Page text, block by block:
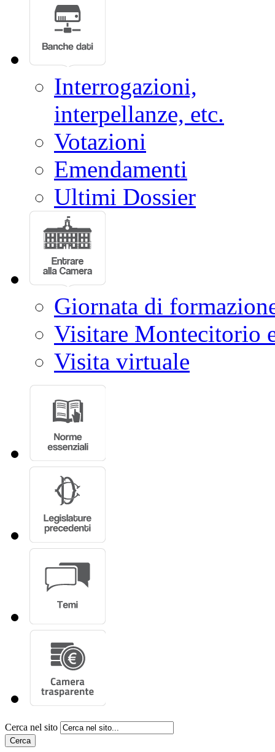
Interrogazioni,
interpellanze, etc.
Votazioni
Emendamenti
Ultimi Dossier
Giornata di
Visitare Montecitorio
Visita virtuale
Cerca nel sito
Cerca